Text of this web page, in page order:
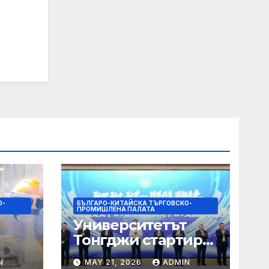
на
БЪЛГАРО-КИТАЙСКА ТЪРГОВСКО-
ПРОМИШЛЕНА ПАЛАТА
Университетът
Тонгджи стартира
три нови центъра
MAY 21, 2026 ADMIN